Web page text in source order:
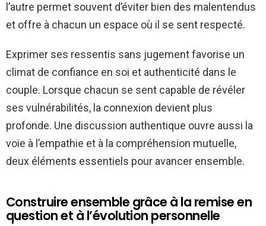
l’autre permet souvent d’éviter bien des malentendus
et offre à chacun un espace où il se sent respecté.
Exprimer ses ressentis sans jugement favorise un
climat de confiance en soi et authenticité dans le
couple. Lorsque chacun se sent capable de révéler
ses vulnérabilités, la connexion devient plus
profonde. Une discussion authentique ouvre aussi la
voie à l’empathie et à la compréhension mutuelle,
deux éléments essentiels pour avancer ensemble.
Construire ensemble grâce à la remise en
question et à l’évolution personnelle